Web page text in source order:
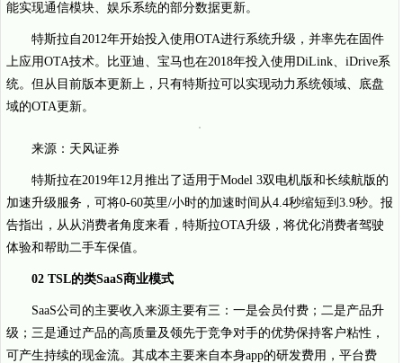
能实现通信模块、娱乐系统的部分数据更新。
特斯拉自2012年开始投入使用OTA进行系统升级，并率先在固件
上应用OTA技术。比亚迪、宝马也在2018年投入使用DiLink、iDrive系
统。但从目前版本更新上，只有特斯拉可以实现动力系统领域、底盘
域的OTA更新。
来源：天风证券
特斯拉在2019年12月推出了适用于Model 3双电机版和长续航版的
加速升级服务，可将0-60英里/小时的加速时间从4.4秒缩短到3.9秒。报
告指出，从从消费者角度来看，特斯拉OTA升级，将优化消费者驾驶
体验和帮助二手车保值。
02 TSL的类SaaS商业模式
SaaS公司的主要收入来源主要有三：一是会员付费；二是产品升
级；三是通过产品的高质量及领先于竞争对手的优势保持客户粘性，
可产生持续的现金流。其成本主要来自本身app的研发费用，平台费